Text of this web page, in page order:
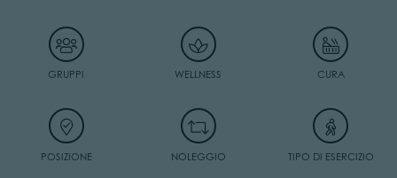
GRUPPI WELLNESS CURA
POSIZIONE NOLEGGIO TIPO DI ESERCIZIO